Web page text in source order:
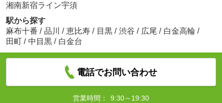
湘南新宿ライン宇須
駅から探す
麻布十番 / 品川 / 恵比寿 / 目黒 / 渋谷 / 広尾 / 白金高輪 /
田町 / 中目黒 / 白金台
電話でお問い合わせ
営業時間：
9:30～19:30